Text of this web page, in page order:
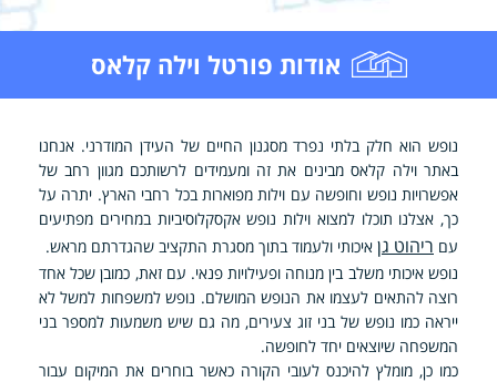
אודות פורטל וילה קלאס
נופש הוא חלק בלתי נפרד מסגנון החיים של העידן המודרני. אנחנו
באתר וילה קלאס מבינים את זה ומעמידים לרשותכם מגוון רחב של
אפשרויות נופש וחופשה עם וילות מפוארות בכל רחבי הארץ. יתרה על
כך, אצלנו תוכלו למצוא וילות נופש אקסקלוסיביות במחירים מפתיעים
עם ריהוט גן איכותי ולעמוד בתוך מסגרת התקציב שהגדרתם מראש.
נופש איכותי משלב בין מנוחה ופעילויות פנאי. עם זאת, כמובן שכל אחד
רוצה להתאים לעצמו את הנופש המושלם. נופש למשפחות למשל לא
ייראה כמו נופש של בני זוג צעירים, מה גם שיש משמעות למספר בני
המשפחה שיוצאים יחד לחופשה.
כמו כן, מומלץ להיכנס לעובי הקורה כאשר בוחרים את המיקום עבור